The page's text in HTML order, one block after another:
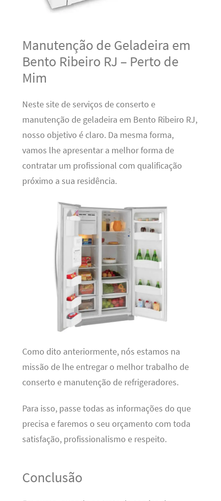
Manutenção de Geladeira em
Bento Ribeiro RJ – Perto de
Mim
Neste site de serviços de conserto e
manutenção de geladeira em Bento Ribeiro RJ,
nosso objetivo é claro. Da mesma forma,
vamos lhe apresentar a melhor forma de
contratar um profissional com qualificação
próximo a sua residência.
Como dito anteriormente, nós estamos na
missão de lhe entregar o melhor trabalho de
conserto e manutenção de refrigeradores.
Para isso, passe todas as informações do que
precisa e faremos o seu orçamento com toda
satisfação, profissionalismo e respeito.
Conclusão